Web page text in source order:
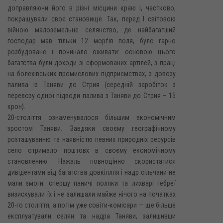
доправляючи його в різні місцини краю і, частково,
покращували своє становище. Так, перед І світовою
війною малоземельне селянство, де найбагатший
господар мав тільки 12 морґів поля, було гарно
розбудоване і починало оживати: основою цього
багатства були доходи зі сформованих артілей, з праці
на болехівських промислових підприємствах, з довозу
палива із Таняви до Стрия (середній заробіток з
перевозу одної підводи палива з Таняви до Стрия – 15
крон).
20-століття ознаменувалося більшим економічним
зростом Таняви. Завдяки своєму географічному
розташуванню та наявністю певних природніх ресурсів
село отримало поштовх в своєму економічному
становленню. Нажаль повноцінно скористатися
дивідентами від багатства довкіллля і надр сільчани не
мали змоги: спершу паничі поляки та лихварі гебреї
визискували їх і не залишали майже нічого на початках
20-го століття, а потім уже совіти-комісари — ще більше
експлуатували селян та надра Таняви, залишивши